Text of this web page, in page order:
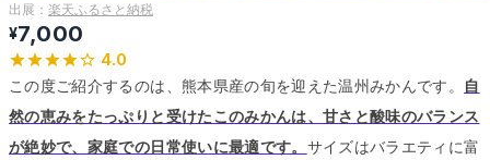
出展： 楽天ふるさと納税
¥7,000
4.0
この度ご紹介するのは、熊本県産の旬を迎えた温州みかんです。
自
然の恵みをたっぷりと受けたこのみかんは、甘さと酸味のバランス
が絶妙で、家庭での日常使いに最適です。 サイズはバラエティに富